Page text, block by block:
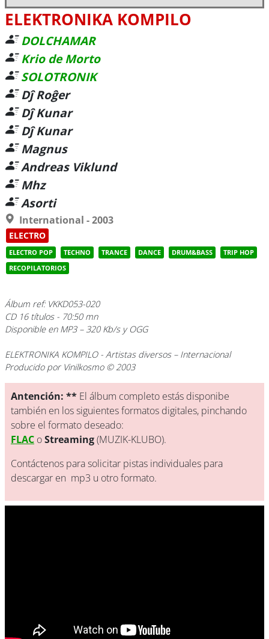
ELEKTRONIKA KOMPILO
DOLCHAMAR
Krio de Morto
SOLOTRONIK
Dĵ Roĝer
Dĵ Kunar
Dĵ Kunar
Magnus
Andreas Viklund
Mhz
Asorti
International - 2003
ELECTRO
ELECTRO POP TECHNO TRANCE DANCE DRUM&BASS
TRIP HOP
RECOPILATORIOS
Álbum ref: VKKD053-020
CD 16 títulos - 70:50 mn
Disponible en MP3 – 320 Kb/s y OGG
ELEKTRONIKA KOMPILO- Artistas diversos – Internacional
Producido por Vinilkosmo © 2003
Antención: ** El álbum completo estás disponibe
también en los siguientes formatos digitales, pinchando
sobre el formato deseado:
FLAC oStreaming(MUZIK-KLUBO).
Contáctenos para solicitar pistas individuales para
descargar en mp3 u otro formato.